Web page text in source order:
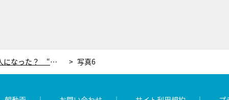
45年後、のび太はどんな大人になった？ “中年ののび太”が過去の自分へ伝えたこと 写真6